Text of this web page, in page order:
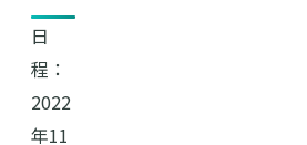
日
程：
2022
年11